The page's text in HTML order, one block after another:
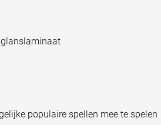
populaire spellen mee te spelen